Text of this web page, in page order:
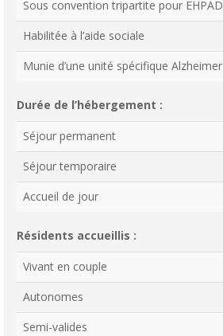
Sous convention tripartite pour EHPAD
Habilitée à l’aide sociale
Munie d’une unité spécifique Alzheimer
Durée de l’hébergement :
Séjour permanent
Séjour temporaire
Accueil de jour
Résidents accueillis :
Vivant en couple
Autonomes
Semi-valides